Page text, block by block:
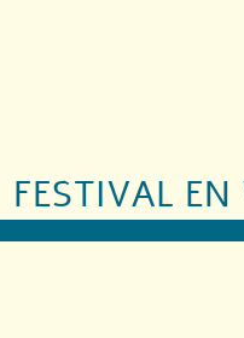
FESTIVAL EN